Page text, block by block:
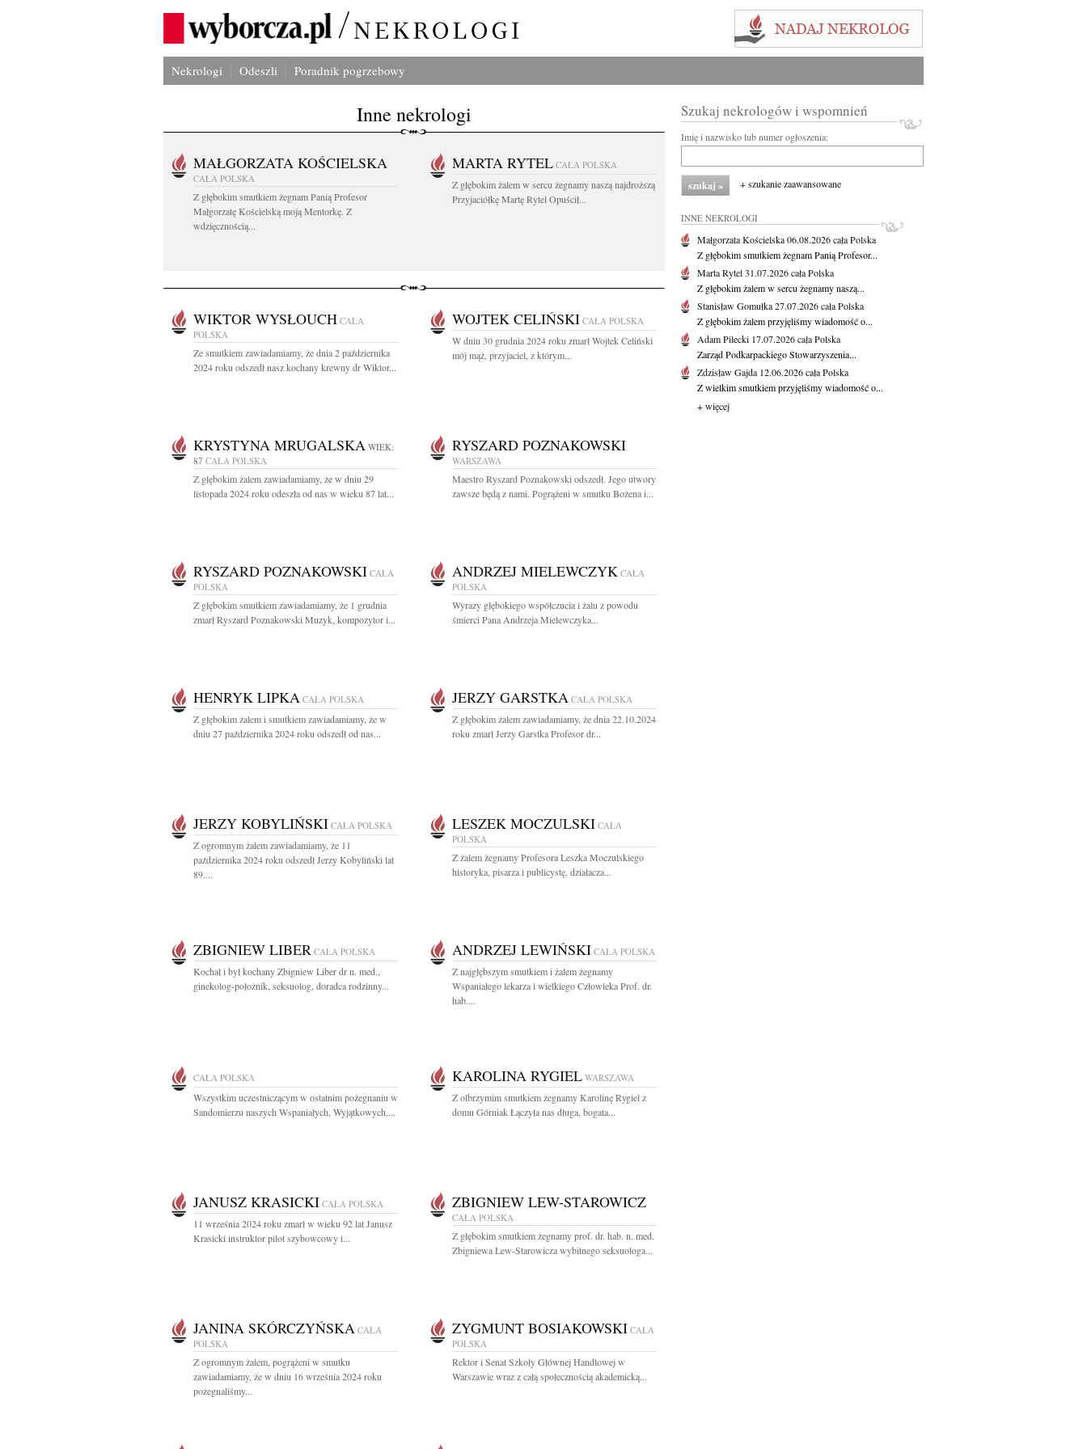
Nekrologi Odeszli Poradnik pogrzebowy
Inne nekrologi
MAŁGORZATA KOŚCIELSKA
CAŁA POLSKA
Z głębokim smutkiem żegnam Panią Profesor
Małgorzatę Kościelską moją Mentorkę. Z
wdzięcznością...
MARTA RYTEL CAŁA POLSKA
Z głębokim żalem w sercu żegnamy naszą najdroższą
Przyjaciółkę Martę Rytel Opuścił...
WIKTOR WYSŁOUCH CAŁA
POLSKA
Ze smutkiem zawiadamiamy, że dnia 2 października
2024 roku odszedł nasz kochany krewny dr Wiktor...
WOJTEK CELIŃSKI CAŁA POLSKA
W dniu 30 grudnia 2024 roku zmarł Wojtek Celiński
mój mąż, przyjaciel, z którym...
KRYSTYNA MRUGALSKA WIEK:
87 CAŁA POLSKA
Z głębokim żalem zawiadamiamy, że w dniu 29
listopada 2024 roku odeszła od nas w wieku 87 lat...
RYSZARD POZNAKOWSKI
WARSZAWA
Maestro Ryszard Poznakowski odszedł. Jego utwory
zawsze będą z nami. Pogrążeni w smutku Bożena i...
RYSZARD POZNAKOWSKI CAŁA
POLSKA
Z głębokim smutkiem zawiadamiamy, że 1 grudnia
zmarł Ryszard Poznakowski Muzyk, kompozytor i...
ANDRZEJ MIELEWCZYK CAŁA
POLSKA
Wyrazy głębokiego współczucia i żalu z powodu
śmierci Pana Andrzeja Mielewczyka...
HENRYK LIPKA CAŁA POLSKA
Z głębokim żalem i smutkiem zawiadamiamy, że w
dniu 27 października 2024 roku odszedł od nas...
JERZY GARSTKA CAŁA POLSKA
Z głębokim żalem zawiadamiamy, że dnia 22.10.2024
roku zmarł Jerzy Garstka Profesor dr...
JERZY KOBYLIŃSKI CAŁA POLSKA
Z ogromnym żalem zawiadamiamy, że 11
października 2024 roku odszedł Jerzy Kobyliński lat
89....
LESZEK MOCZULSKI CAŁA
POLSKA
Z żalem żegnamy Profesora Leszka Moczulskiego
historyka, pisarza i publicystę, działacza...
ZBIGNIEW LIBER CAŁA POLSKA
Kochał i był kochany Zbigniew Liber dr n. med.,
ginekolog-położnik, seksuolog, doradca rodzinny...
ANDRZEJ LEWIŃSKI CAŁA POLSKA
Z najgłębszym smutkiem i żalem żegnamy
Wspaniałego lekarza i wielkiego Człowieka Prof. dr.
hab....
CAŁA POLSKA
Wszystkim uczestniczącym w ostatnim pożegnaniu w
Sandomierzu naszych Wspaniałych, Wyjątkowych,...
KAROLINA RYGIEL WARSZAWA
Z olbrzymim smutkiem żegnamy Karolinę Rygiel z
domu Górniak Łączyła nas długa, bogata...
JANUSZ KRASICKI CAŁA POLSKA
11 września 2024 roku zmarł w wieku 92 lat Janusz
Krasicki instruktor pilot szybowcowy i...
ZBIGNIEW LEW-STAROWICZ
CAŁA POLSKA
Z głębokim smutkiem żegnamy prof. dr. hab. n. med.
Zbigniewa Lew-Starowicza wybitnego seksuologa...
JANINA SKÓRCZYŃSKA CAŁA
POLSKA
Z ogromnym żalem, pogrążeni w smutku
zawiadamiamy, że w dniu 16 września 2024 roku
pożegnaliśmy...
ZYGMUNT BOSIAKOWSKI CAŁA
POLSKA
Rektor i Senat Szkoły Głównej Handlowej w
Warszawie wraz z całą społecznością akademicką...
Szukaj nekrologów i wspomnień
Imię i nazwisko lub numer ogłoszenia:
+ szukanie zaawansowane
INNE NEKROLOGI
Małgorzata Kościelska06.08.2026cała Polska
Z głębokim smutkiem żegnam Panią Profesor...
Marta Rytel31.07.2026cała Polska
Z głębokim żalem w sercu żegnamy naszą...
Stanisław Gomułka27.07.2026cała Polska
Z głębokim żalem przyjęliśmy wiadomość o...
Adam Pilecki 17.07.2026cała Polska
Zarząd Podkarpackiego Stowarzyszenia...
Zdzisław Gajda 12.06.2026cała Polska
Z wielkim smutkiem przyjęliśmy wiadomość o...
+ więcej